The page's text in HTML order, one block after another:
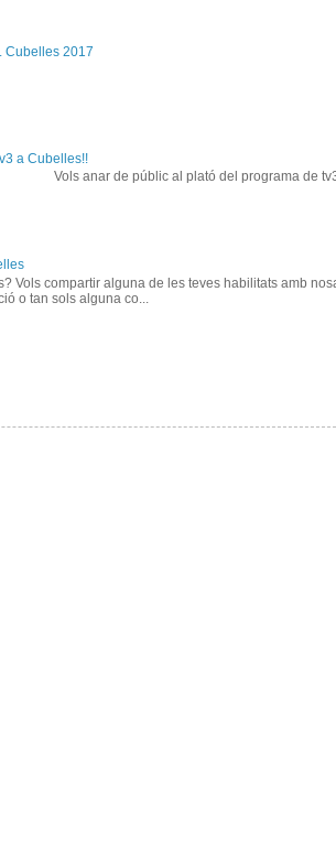
Cubelles 2017
a Cubelles!!
de públic al plató del
Vols compartir alguna de les teves habilitats amb
o tan sols alguna co...